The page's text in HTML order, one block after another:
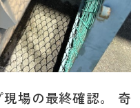
場の最終確認。 奇